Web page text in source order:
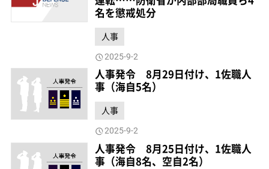
名を懲戒処分
人事
2025-9-2
人事発令 8月29日付け、1佐職人
事（海自5名）
人事
2025-9-2
人事発令 8月25日付け、1佐職人
事（海自8名、空自2名）